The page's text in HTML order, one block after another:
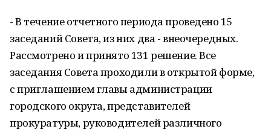
- В течение отчетного периода проведено 15
заседаний Совета, из них два - внеочередных.
Рассмотрено и принято 131 решение. Все
заседания Совета проходили в открытой форме,
с приглашением главы администрации
городского округа, представителей
прокуратуры, руководителей различного